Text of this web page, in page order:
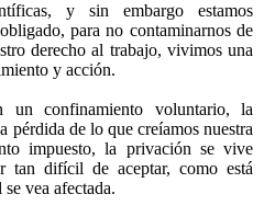
y sin embargo estamos
para no contaminarnos de
derecho al trabajo, vivimos una
y acción.
un confinamiento voluntario, la
pérdida de lo que creíamos nuestra
impuesto, la privación se vive
tan difícil de aceptar, como está
vea afectada.